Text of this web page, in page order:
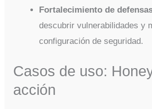
Fortalecimiento de
descubrir vulnerabilidades y
configuración de seguridad.
Casos de uso:
acción